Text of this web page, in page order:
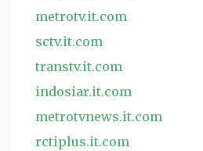
metrotv.it.com
sctv.it.com
transtv.it.com
indosiar.it.com
metrotvnews.it.com
rctiplus.it.com